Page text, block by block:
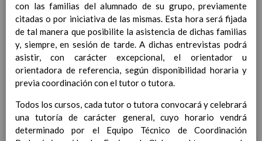
Contenido
IntroducciÃ³n
AnÃ¡lisis del Contexto
Proyecto Educativo
Marco Normativo
escolar
LÃ­neas generales de actuaciÃ³n pedagÃ³gica
CoordinaciÃ³n y concreciÃ³n de los contenidos
con las familias del alumnado de su grupo, previamente
citadas o por iniciativa de las mismas. Esta hora será fijada
de tal manera que posibilite la asistencia de dichas familias
y, siempre, en sesión de tarde. A dichas entrevistas podrá
asistir, con carácter excepcional, el orientador u
orientadora de referencia, según disponibilidad horaria y
previa coordinación con el tutor o tutora.
Todos los cursos, cada tutor o tutora convocará y celebrará
una tutoría de carácter general, cuyo horario vendrá
determinado por el Equipo Técnico de Coordinación